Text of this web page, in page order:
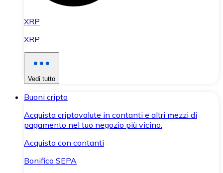
XRP
XRP
Vedi tutto
Buoni cripto
Acquista criptovalute in contanti e altri mezzi di
pagamento nel tuo negozio più vicino.
Acquista con contanti
Bonifico SEPA